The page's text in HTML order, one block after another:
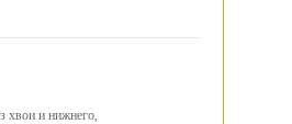
хвои и нижнего,